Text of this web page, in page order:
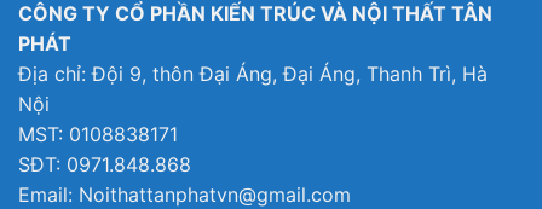
CÔNG TY CỔ PHẦN KIẾN TRÚC VÀ NỘI THẤT TÂN
PHÁT
Địa chỉ: Đội 9, thôn Đại Áng, Đại Áng, Thanh Trì, Hà
Nội
MST: 0108838171
SĐT: 0971.848.868
Email: Noithattanphatvn@gmail.com